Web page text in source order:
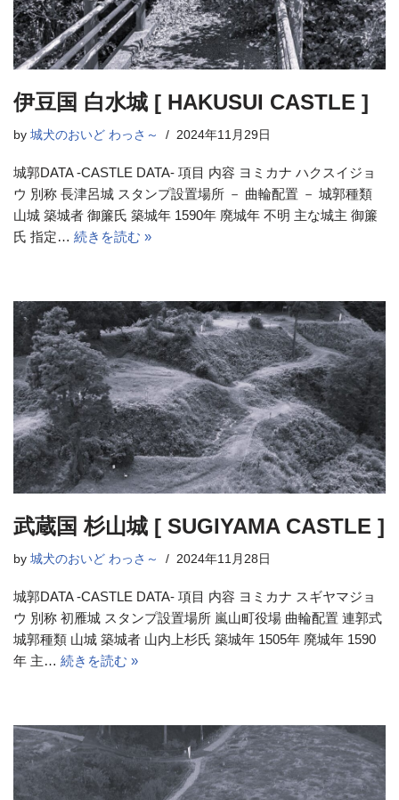
伊豆国 白水城 [ HAKUSUI CASTLE ]
by 城犬のおいど わっさ～ 2024年11月29日
城郭DATA -CASTLE DATA- 項目 内容 ヨミカナ ハクスイジョ
ウ 別称 長津呂城 スタンプ設置場所 － 曲輪配置 － 城郭種類
山城 築城者 御簾氏 築城年 1590年 廃城年 不明 主な城主 御簾
氏 指定… 続きを読む »
武蔵国 杉山城 [ SUGIYAMA CASTLE ]
by 城犬のおいど わっさ～ 2024年11月28日
城郭DATA -CASTLE DATA- 項目 内容 ヨミカナ スギヤマジョ
ウ 別称 初雁城 スタンプ設置場所 嵐山町役場 曲輪配置 連郭式
城郭種類 山城 築城者 山内上杉氏 築城年 1505年 廃城年 1590
年 主… 続きを読む »